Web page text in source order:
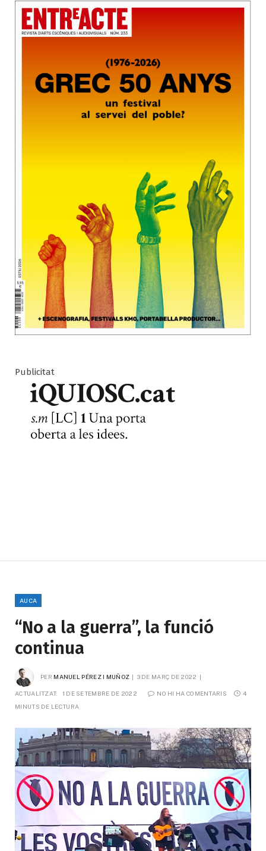
Publicitat
AUCA
“No a la guerra”, la funció
continua
PER MANUEL PÉREZ I MUÑOZ 3 DE MARÇ DE 2022
ACTUALITZAT: 1 DE SETEMBRE DE 2022 NO HI HA COMENTARIS
4
MINUTS DE LECTURA